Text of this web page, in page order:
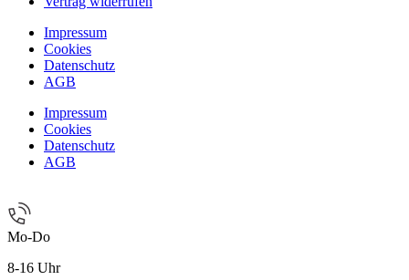
Impressum
Cookies
Datenschutz
AGB
Impressum
Cookies
Datenschutz
AGB
Mo-Do
8-16 Uhr